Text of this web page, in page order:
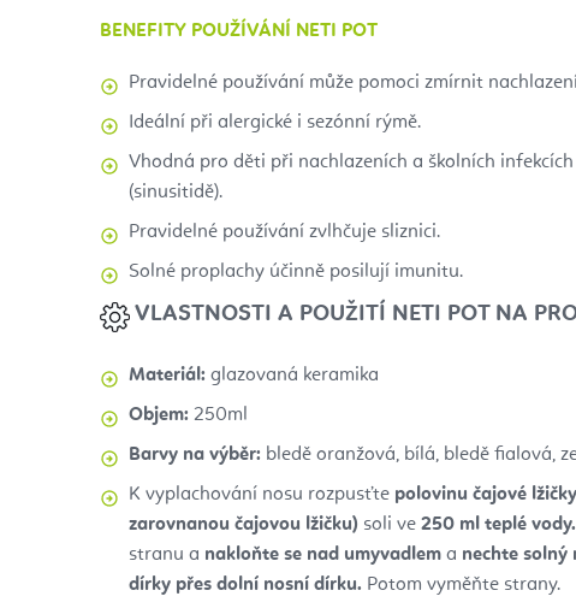
BENEFITY POUŽÍVÁNÍ NETI POT
Pravidelné používání může pomoci zmírnit
Ideální při alergické i sezónní rýmě.
Vhodná pro děti při nachlazeních a školních
(sinusitidě).
Pravidelné používání zvlhčuje sliznici.
Solné proplachy účinně posilují imunitu.
VLASTNOSTI A POUŽITÍ NETI POT NA
Materiál: glazovaná keramika
Objem: 250ml
Barvy na výběr: bledě oranžová, bílá, bledě fialová,
K vyplachování nosu rozpusťte polovinu čajové
zarovnanou čajovou lžičku) soli ve 250 ml teplé vody.
stranu a nakloňte se nad umyvadlem a nechte solný
dírky přes dolní nosní dírku. Potom vyměňte strany.